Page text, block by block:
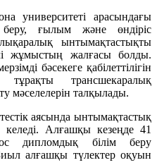
университеті арасындағы
беру, ғылым және өндіріс
ынтымақтастықты
жұмыстың жалғасы болды.
бәсекеге қабілеттілігін
трансшекаралық
мәселелерін талқылады.
аясында ынтымақтастық
келеді. Алғашқы кезеңде 41
дипломдық білім беру
алғашқы түлектер оқуын